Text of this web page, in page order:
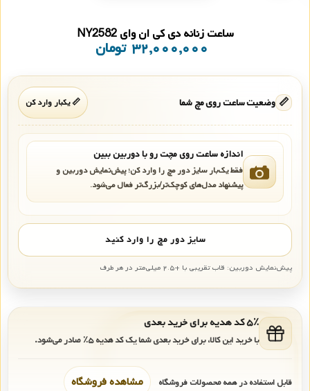
ساعت زنانه دی کی ان وای NY2582
۳۲,۰۰۰,۰۰۰ تومان
📏 وضعیت ساعت روی مچ شما 📏 یکبار وارد کن
اندازه ساعت روی مچت رو با دوربین ببین
فقط یک‌بار سایز دور مچ را وارد کن؛ پیش‌نمایش دوربین و
پیشنهاد مدل‌های کوچک‌تر/بزرگ‌تر فعال می‌شود.
سایز دور مچ را وارد کنید
پیش‌نمایش دوربین: قاب تقریبی با +۲.۵ میلی‌متر در هر طرف
۵٪ کد هدیه برای خرید بعدی
با خرید این کالا، برای خرید بعدی شما یک کد هدیه۵٪ صادر می‌شود.
قابل استفاده در همه محصولات فروشگاه مشاهده فروشگاه